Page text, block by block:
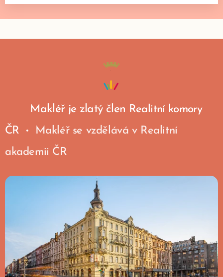
Makléř je zlatý člen Realitní komory
ČR
•
Makléř se vzdělává v Realitní
akademii ČR